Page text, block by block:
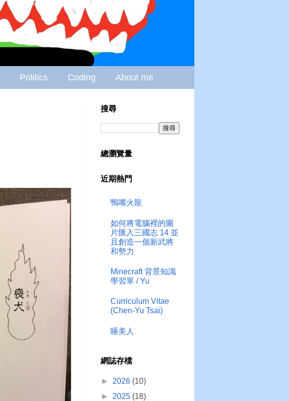
Politics Coding About me
搜尋
總瀏覽量
近期熱門
鴨嘴火龍
如何將電腦裡的圖
片匯入三國志 14 並
且創造一個新武將
和勢力
Minecraft 背景知識
學習單 / Yu
Curriculum Vitae
(Chen-Yu Tsai)
睡美人
網誌存檔
► 2026 (10)
► 2025 (18)